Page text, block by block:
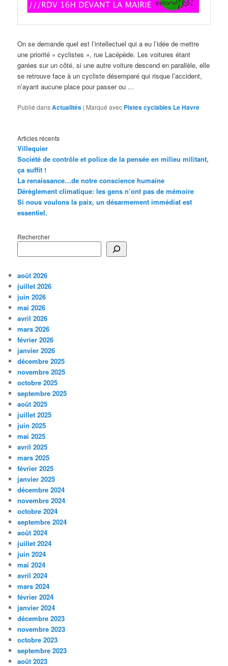
On se demande quel est l’intellectuel qui a eu l’idée de mettre
une priorité « cyclistes », rue Lacépède. Les voitures étant
garées sur un côté, si une autre voiture descend en parallèle, elle
se retrouve face à un cycliste désemparé qui risque l’accident,
n’ayant aucune place pour passer ou …
Publié dansActualités | Marqué avec Pistes cyclables Le Havre
Articles récents
Villequier
Société de contrôle et police de la pensée en milieu militant,
ça suffit !
La renaissance…de notre conscience humaine
Dérèglement climatique: les gens n’ont pas de mémoire
Si nous voulons la paix, un désarmement immédiat est
essentiel.
Rechercher
août 2026
juillet 2026
juin 2026
mai 2026
avril 2026
mars 2026
février 2026
janvier 2026
décembre 2025
novembre 2025
octobre 2025
septembre 2025
août 2025
juillet 2025
juin 2025
mai 2025
avril 2025
mars 2025
février 2025
janvier 2025
décembre 2024
novembre 2024
octobre 2024
septembre 2024
août 2024
juillet 2024
juin 2024
mai 2024
avril 2024
mars 2024
février 2024
janvier 2024
décembre 2023
novembre 2023
octobre 2023
septembre 2023
août 2023